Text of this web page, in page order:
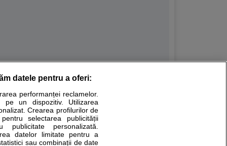
Ele nu pot substitui consultul medical direct si
fie medicul Dvs., fie unul dintre medicii pe care
datele pentru a oferi:
performanței reclamelor.
pe un dispozitiv. Utilizarea
Crearea profilurilor de
selectarea publicității
publicitate personalizată.
datelor limitate pentru a
sau combinații de date